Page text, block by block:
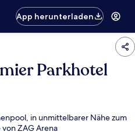
App herunterladen
Parkhotel
in unmittelbarer Nähe zum
ZAG Arena